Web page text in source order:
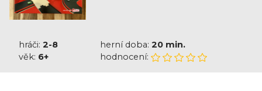
hráči: 2-8 herní doba: 20 min.
věk: 6+ hodnocení: